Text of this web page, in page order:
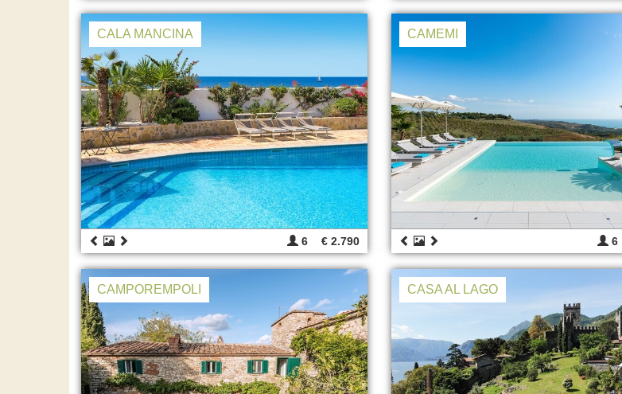
CALA MANCINA
6 € 2.790
CAMEMI
6
CAMPOREMPOLI CASA AL LAGO